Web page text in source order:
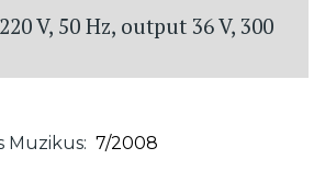
V, 50 Hz, output 36 V, 300
Muzikus 7/2008